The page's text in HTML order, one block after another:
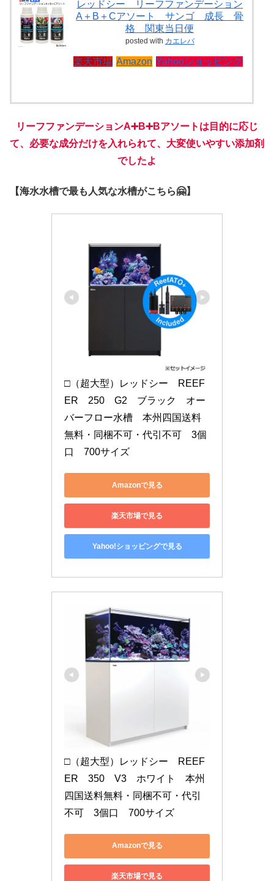
レッドシー リーフファンデーション
A＋B＋Cアソート サンゴ 成長 骨
格 関東当日便
posted with カエレバ
楽天市場 Amazon Yahooショッピング
リーフファンデーションA➕B➕Bアソートは目的に応じ
て、必要な成分だけを入れられて、大変使いやすい添加剤
でしたよ
【海水水槽で最も人気な水槽がこちら🤗】
□（超大型）レッドシー　REEF
ER　250　G2　ブラック　オー
バーフロー水槽　本州四国送料
無料・同梱不可・代引不可　3個
口　700サイズ
Amazonで見る
楽天市場で見る
Yahoo!ショッピングで見る
□（超大型）レッドシー　REEF
ER　350　V3　ホワイト　本州
四国送料無料・同梱不可・代引
不可　3個口　700サイズ
Amazonで見る
楽天市場で見る